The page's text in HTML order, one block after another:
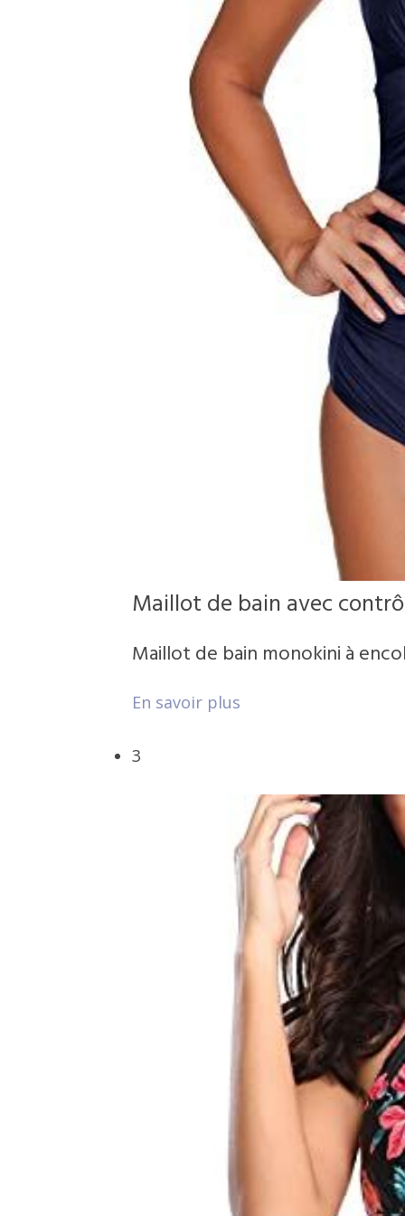
Maillot de bain avec
Maillot de bain monokini à
En savoir plus
3